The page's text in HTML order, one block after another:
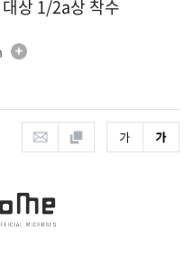
상 1/2a상 착수